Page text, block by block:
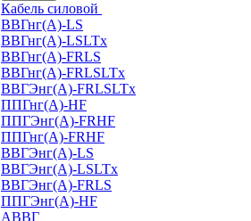
Кабель силовой
ВВГнг(А)-LS
ВВГнг(А)-LSLTx
ВВГнг(А)-FRLS
ВВГнг(А)-FRLSLTx
ВВГЭнг(А)-FRLSLTx
ППГнг(А)-HF
ППГЭнг(А)-FRHF
ППГнг(А)-FRHF
ВВГЭнг(А)-LS
ВВГЭнг(А)-LSLTx
ВВГЭнг(А)-FRLS
ППГЭнг(А)-HF
АВВГ